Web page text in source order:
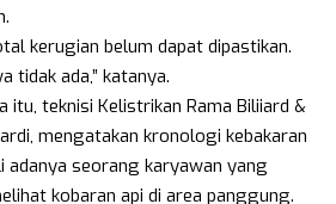
kerugian belum dapat dipastikan.
tidak ada,” katanya.
itu, teknisi Kelistrikan Rama Biliiard &
mengatakan kronologi kebakaran
adanya seorang karyawan yang
kobaran api di area panggung.